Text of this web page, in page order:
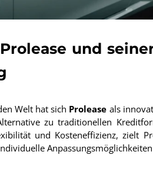
und
Welt hat sich Prolease als
zu traditionellen
und Kosteneffizienz, zielt